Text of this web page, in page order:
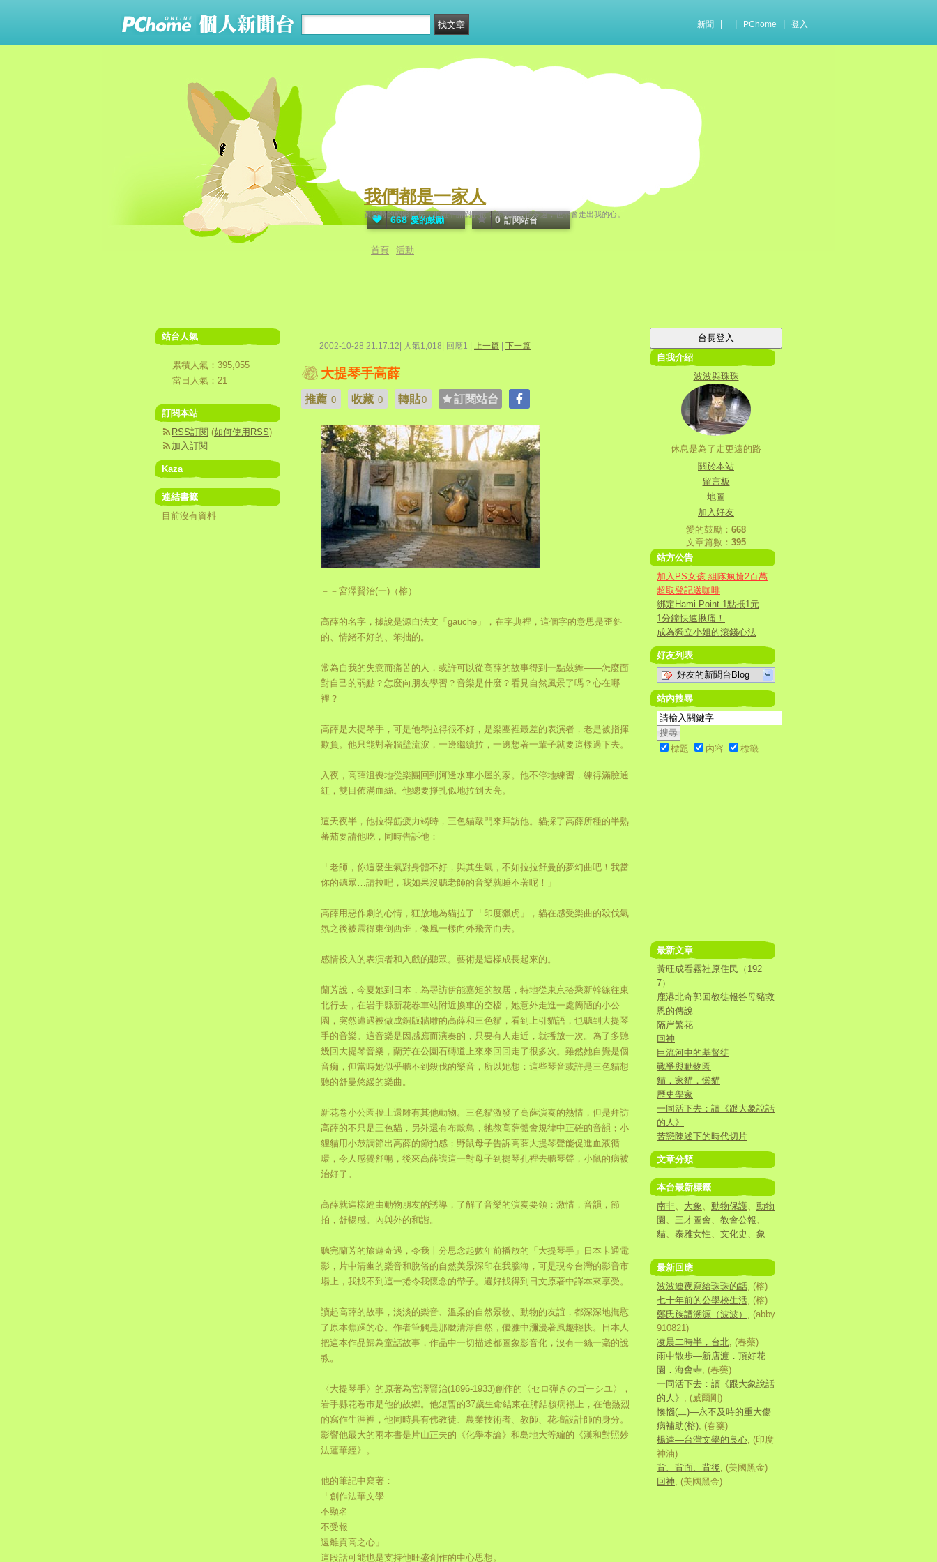
新聞 PChome 登入
我們都是一家人
黃昏時的樹影再長，也離不開樹的根；你無論走得多遠，也不會走出我的心。
668 愛的鼓勵 0 訂閱站台
首頁 活動
2002-10-28 21:17:12| 人氣1,018| 回應1 | 上一篇 下一篇
大提琴手高薛
推薦 0 收藏 0 轉貼0 訂閱站台
－－宮澤賢治(一)（榕）
高薛的名字，據說是源自法文「gauche」，在字典裡，這個字的意思是歪斜
的、情緒不好的、笨拙的。
常為自我的失意而痛苦的人，或許可以從高薛的故事得到一點鼓舞——怎麼面
對自己的弱點？怎麼向朋友學習？音樂是什麼？看見自然風景了嗎？心在哪
裡？
高薛是大提琴手，可是他琴拉得很不好，是樂團裡最差的表演者，老是被指揮
欺負。他只能對著牆壁流淚，一邊繼續拉，一邊想著一輩子就要這樣過下去。
入夜，高薛沮喪地從樂團回到河邊水車小屋的家。他不停地練習，練得滿臉通
紅，雙目佈滿血絲。他總要掙扎似地拉到天亮。
這天夜半，他拉得筋疲力竭時，三色貓敲門來拜訪他。貓採了高薛所種的半熟
蕃茄要請他吃，同時告訴他：
「老師，你這麼生氣對身體不好，與其生氣，不如拉拉舒曼的夢幻曲吧！我當
你的聽眾…請拉吧，我如果沒聽老師的音樂就睡不著呢！」
高薛用惡作劇的心情，狂放地為貓拉了「印度獵虎」，貓在感受樂曲的殺伐氣
氛之後被震得東倒西歪，像風一樣向外飛奔而去。
感情投入的表演者和入戲的聽眾。藝術是這樣成長起來的。
蘭芳說，今夏她到日本，為尋訪伊能嘉矩的故居，特地從東京搭乘新幹線往東
北行去，在岩手縣新花卷車站附近換車的空檔，她意外走進一處簡陋的小公
園，突然遭遇被做成銅版牆雕的高薛和三色貓，看到上引貓語，也聽到大提琴
手的音樂。這音樂是因感應而演奏的，只要有人走近，就播放一次。為了多聽
幾回大提琴音樂，蘭芳在公園石磚道上來來回回走了很多次。雖然她自覺是個
音痴，但當時她似乎聽不到殺伐的樂音，所以她想：這些琴音或許是三色貓想
聽的舒曼悠緩的樂曲。
新花卷小公園牆上還雕有其他動物。三色貓激發了高薛演奏的熱情，但是拜訪
高薛的不只是三色貓，另外還有布穀鳥，牠教高薛體會規律中正確的音韻；小
貍貓用小鼓調節出高薛的節拍感；野鼠母子告訴高薛大提琴聲能促進血液循
環，令人感覺舒暢，後來高薛讓這一對母子到提琴孔裡去聽琴聲，小鼠的病被
治好了。
高薛就這樣經由動物朋友的誘導，了解了音樂的演奏要領：激情，音韻，節
拍，舒暢感。內與外的和諧。
聽完蘭芳的旅遊奇遇，令我十分思念起數年前播放的「大提琴手」日本卡通電
影，片中清幽的樂音和脫俗的自然美景深印在我腦海，可是現今台灣的影音市
場上，我找不到這一捲令我懷念的帶子。還好找得到日文原著中譯本來享受。
讀起高薛的故事，淡淡的樂音、溫柔的自然景物、動物的友誼，都深深地撫慰
了原本焦躁的心。作者筆觸是那麼清淨自然，優雅中瀰漫著風趣輕快。日本人
把這本作品歸為童話故事，作品中一切描述都圖象影音化，沒有一絲一毫的說
教。
〈大提琴手〉的原著為宮澤賢治(1896-1933)創作的〈セロ彈きのゴーシユ〉，
岩手縣花卷市是他的故鄉。他短暫的37歲生命結束在肺結核病褟上，在他熱烈
的寫作生涯裡，他同時具有佛教徒、農業技術者、教師、花壇設計師的身分。
影響他最大的兩本書是片山正夫的《化學本論》和島地大等編的《漢和對照妙
法蓮華經》。
他的筆記中寫著：
「創作法華文學
不顯名
不受報
遠離貢高之心」
這段話可能也是支持他旺盛創作的中心思想。
自我介紹
波波與珠珠
休息是為了走更遠的路
關於本站
留言板
地圖
加入好友
愛的鼓勵： 668
文章篇數： 395
站方公告
加入PS女孩 組隊瘋搶2百萬
超取登記送咖啡
綁定Hami Point 1點抵1元
1分鐘快速揪痛！
成為獨立小姐的滾錢心法
好友列表
好友的新聞台Blog
站內搜尋
標題 內容 標籤
最新文章
黃旺成看霧社原住民（192
7）
鹿港北奇郭回教徒報答母豬救
恩的傳說
隔岸繁花
回神
巨流河中的基督徒
戰爭與動物園
貓．家貓．懶貓
歷史學家
一同活下去：讀《跟大象說話
的人》
苦戀陳述下的時代切片
文章分類
本台最新標籤
南非、 大象、 動物保護、 動物
園 、 三才圖會、 教會公報、
貓、 泰雅女性、 文化史 、 象
最新回應
波波連夜寫給珠珠的話, (榕)
七十年前的公學校生活, (榕)
鄭氏族譜溯源（波波） , (abby
910821)
凌晨二時半，台北, (春藥)
雨中散步—新店渡．頂好花
園．海會寺, (春藥)
一同活下去：讀《跟大象說話
的人》 , (威爾剛)
懊惱(二)—永不及時的重大傷
病補助(榕), (春藥)
楊逵—台灣文學的良心, (印度
神油)
背、背面、背後, (美國黑金)
回神, (美國黑金)
站台人氣
累積人氣： 395,055
當日人氣： 21
訂閱本站
RSS訂閱 (如何使用RSS)
加入訂閱
Kaza
連結書籤
目前沒有資料